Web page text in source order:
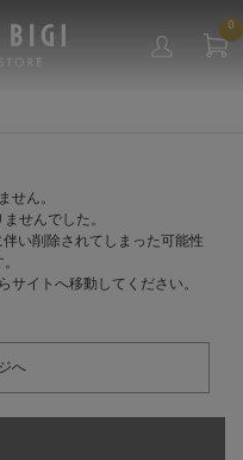
0
せん。
せんでした。
い削除されてしまった可能性
サイトへ移動してください。
へ